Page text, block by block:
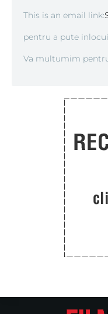
This is an email link:
pentru a pute
Va multumim